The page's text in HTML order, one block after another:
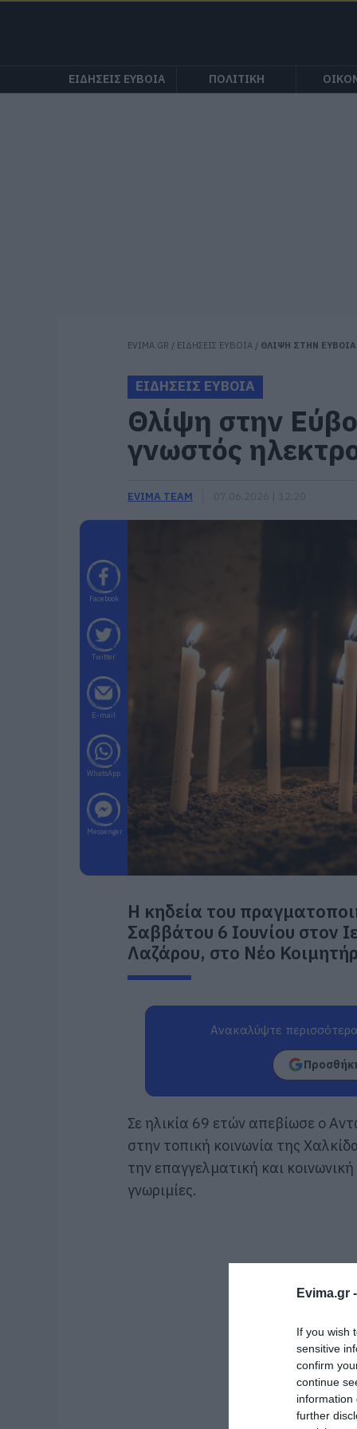
Evima.gr -
If you wish
sensitive
confirm
continue
information
further
ΕΙΔΗΣΕΙΣ ΕΥΒΟΙΑ ΠΟΛΙΤΙΚΗ
EVIMA.GR / ΕΙΔΗΣΕΙΣ ΕΥΒΟΙΑ / ΘΛΙΨΗ ΣΤΗΝ
ΕΙΔΗΣΕΙΣ ΕΥΒΟΙΑ
Θλίψη στην
γνωστός
EVIMA TEAM
Facebook
Twitter
E-mail
WhatsApp
Messenger
Η κηδεία του
Σαββάτου 6 Ιουνίου στον
Λαζάρου, στο Νέο
Ανακαλύψτε
Σε ηλικία 69 ετών απεβίωσε ο
στην τοπική κοινωνία της
την επαγγελματική και
γνωριμίες.